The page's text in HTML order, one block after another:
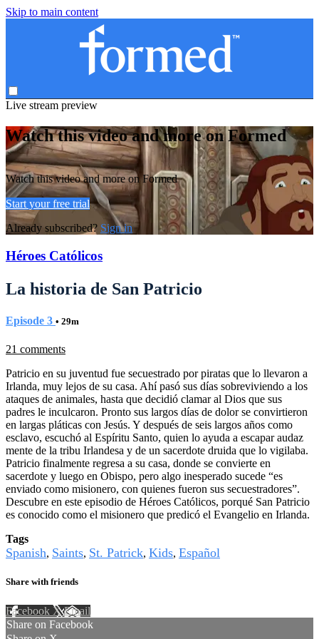
Skip to main content
Live stream preview
Watch this video and more on Formed
Watch this video and more on Formed
Start your free trial
Already subscribed? Sign in
Héroes Católicos
La historia de San Patricio
Episode 3 • 29m
21 comments
Patricio en su juventud fue secuestrado por piratas que lo llevaron a
Irlanda, muy lejos de su casa. Ahí pasó sus días sobreviviendo a los
ataques de animales, hasta que decidió clamar al Dios que sus
padres le inculcaron. Pronto sus largos días de dolor se convirtieron
en largas pláticas con Jesús. Y después de seis largos años como
esclavo, escuchó al Espíritu Santo, quien lo ayuda a escapar audaz
mente de la tribu Irlandesa y de un sacerdote druida que lo vigilaba.
Patricio finalmente regresa a su casa, donde se convierte en
sacerdote y luego en Obispo, pero algo inesperado sucede “es
enviado como misionero, con quienes fueron sus secuestradores”.
Descubre en este episodio de Héroes Católicos, porqué San Patricio
es conocido como el misionero que predicó el Evangelio en Irlanda.
Tags
Spanish, Saints, St. Patrick, Kids, Español
Share with friends
Facebook XEmail
Share on Facebook